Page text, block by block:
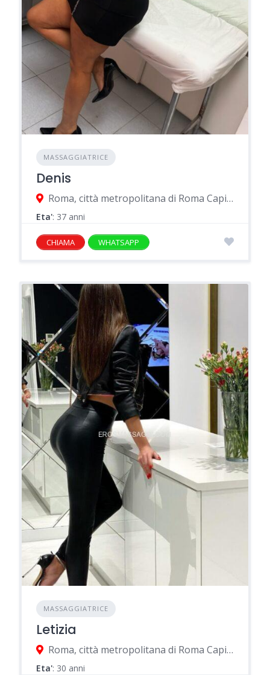
MASSAGGIATRICE
Denis
Roma, città metropolitana di Roma Capitale, Italia
Eta': 37 anni
CHIAMA WHATSAPP
MASSAGGIATRICE
Letizia
Roma, città metropolitana di Roma Capitale, Italia
Eta': 30 anni